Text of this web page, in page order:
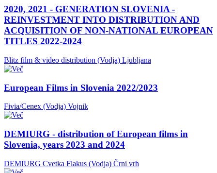
2020, 2021 - GENERATION SLOVENIA -
REINVESTMENT INTO DISTRIBUTION AND
ACQUISITION OF NON-NATIONAL EUROPEAN
TITLES 2022-2024
Blitz film & video distribution (Vodja) Ljubljana
European Films in Slovenia 2022/2023
Fivia/Cenex (Vodja) Vojnik
DEMIURG - distribution of European films in
Slovenia, years 2023 and 2024
DEMIURG Cvetka Flakus (Vodja) Črni vrh